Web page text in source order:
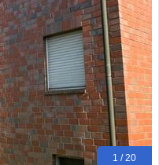
1 / 20